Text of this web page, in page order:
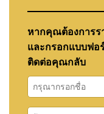
หากคุณต้องการร
และกรอกแบบฟอ
ติดต่อคุณกลับ